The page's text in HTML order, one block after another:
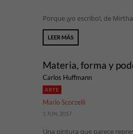
Porque ¡yo escribo!, de
LEER MÁS
Materia, forma y
Carlos Huffmann
ARTE
Mario Scorzelli
1 JUN, 2017
Una pintura que parece